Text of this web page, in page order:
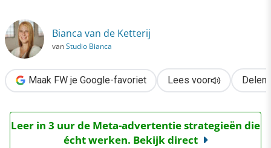
Social media etiquette: do’s en don’ts [infographic]
Bianca van de Ketterij
vanStudio Bianca
Maak FW je Google-favoriet Lees voor Delen
Leer in 3 uur de Meta-advertentie strategieën die
écht werken. Bekijk direct